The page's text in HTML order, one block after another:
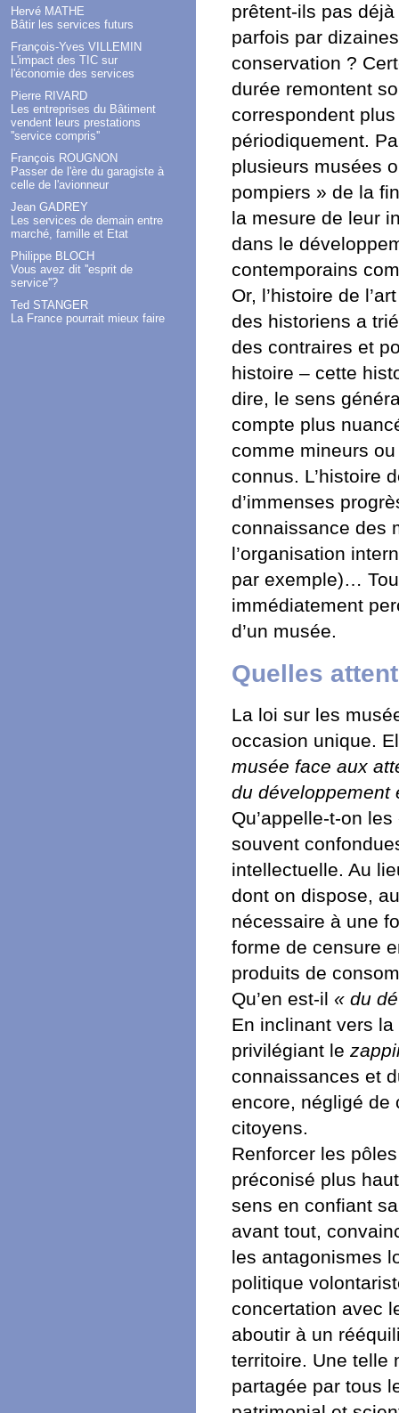
Hervé MATHE
Bâtir les services futurs
François-Yves VILLEMIN
L'impact des TIC sur
l'économie des services
Pierre RIVARD
Les entreprises du Bâtiment
vendent leurs prestations
''service compris''
François ROUGNON
Passer de l'ère du garagiste à
celle de l'avionneur
Jean GADREY
Les services de demain entre
marché, famille et Etat
Philippe BLOCH
Vous avez dit ''esprit de
service''?
Ted STANGER
La France pourrait mieux faire
prêtent-ils pas
parfois par
conservation ?
durée remontent
correspondent
périodiquement.
plusieurs musées
pompiers » de la
la mesure de leur
dans le
contemporains
Or, l’histoire de
des historiens a
des contraires et
histoire – cette
dire, le sens
compte plus
comme mineurs
connus. L’histoire
d’immenses
connaissance des
l’organisation
par exemple)…
immédiatement
d’un musée.
Quelles
La loi sur les
occasion unique.
musée face aux
du développement
Qu’appelle-t-on
souvent
intellectuelle. Au
dont on dispose,
nécessaire à une
forme de censure
produits de
Qu’en est-il « du
En inclinant vers
privilégiant le
connaissances et
encore, négligé de
citoyens.
Renforcer les
préconisé plus
sens en confiant
avant tout,
les antagonismes
politique
concertation avec
aboutir à un
territoire. Une telle
partagée par tous